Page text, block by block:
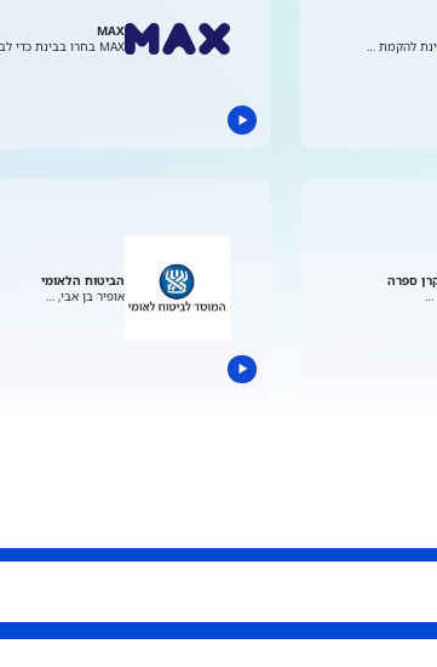
MAX
MAX בחרו בבינת כדי לבנות …
ספרה
הביטוח הלאומי
אופיר בן אבי, …